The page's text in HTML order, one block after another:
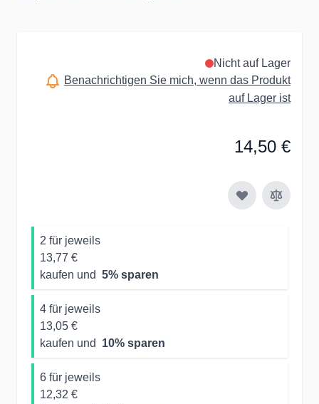
Nicht auf Lager
Benachrichtigen Sie mich, wenn das Produkt
auf Lager ist
14,50 €
2 für jeweils
13,77 €
kaufen und 5% sparen
4 für jeweils
13,05 €
kaufen und
10% sparen
6 für jeweils
12,32 €